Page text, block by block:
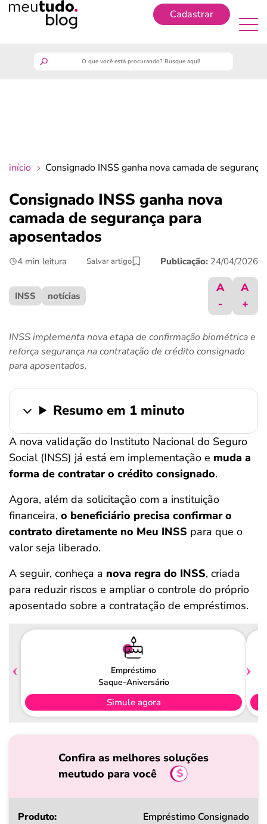
Cadastrar
crédito fácil
últimas notícias
início Consignado INSS ganha nova camada de
Consignado INSS ganha nova
camada de segurança para
aposentados
4 min leitura Salvar artigo Publicação: 24/04/2026
INSS notícias
A
-
A
+
INSS implementa nova etapa de confirmação biométrica e
reforça segurança na contratação de crédito consignado
para aposentados.
Resumo em 1 minuto
A nova validação do Instituto Nacional do Seguro
Social (INSS) já está em implementação e muda a
forma de contratar o crédito consignado.
Agora, além da solicitação com a instituição
financeira, o beneficiário precisa confirmar o
contrato diretamente no Meu INSS para que o
valor seja liberado.
A seguir, conheça a nova regra do INSS, criada
para reduzir riscos e ampliar o controle do próprio
aposentado sobre a contratação de empréstimos.
Empréstimo
Saque-Aniversário
Simule agora
Confira as melhores soluções
meutudo para você
Produto
Empréstimo Consignado